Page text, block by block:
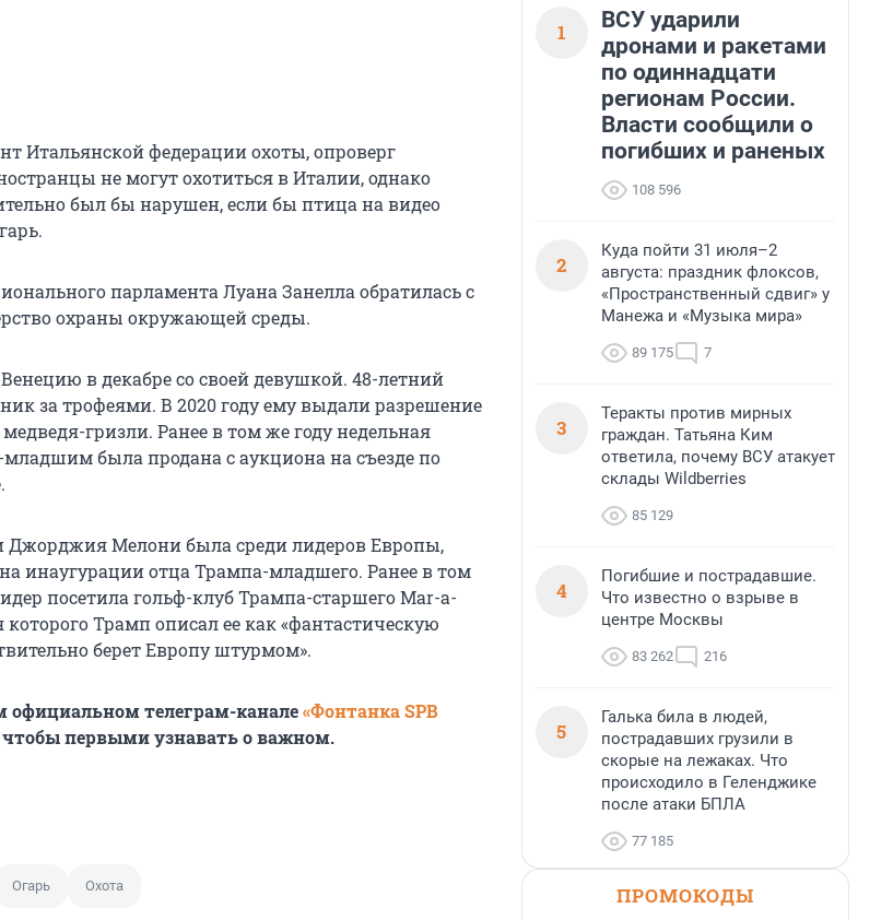
Итальянской федерации охоты, опроверг
не могут охотиться в Италии, однако
был бы нарушен, если бы птица на видео
парламента Луана Занелла обратилась с
охраны окружающей среды.
в декабре со своей девушкой. 48-летний
за трофеями. В 2020 году ему выдали разрешение
гризли. Ранее в том же году недельная
была продана с аукциона на съезде по
Джорджия Мелони была среди лидеров Европы,
инаугурации отца Трампа-младшего. Ранее в том
посетила гольф-клуб Трампа-старшего Mar-a-
Трамп описал ее как «фантастическую
берет Европу штурмом».
официальном телеграм-канале«Фонтанка SPB
первыми узнавать о важном.
Огарь Охота
1
ВСУ ударили
дронами и ракетами
по одиннадцати
регионам России.
Власти сообщили о
погибших и раненых
108 596
2
Куда пойти 31 июля–2
августа: праздник флоксов,
«Пространственный сдвиг» у
Манежа и «Музыка мира»
89 175 7
3
Теракты против мирных
граждан. Татьяна Ким
ответила, почему ВСУ атакует
склады Wildberries
85 129
4
Погибшие и пострадавшие.
Что известно о взрыве в
центре Москвы
83 262 216
5
Галька била в людей,
пострадавших грузили в
скорые на лежаках. Что
происходило в Геленджике
после атаки БПЛА
77 185
ПРОМОКОДЫ